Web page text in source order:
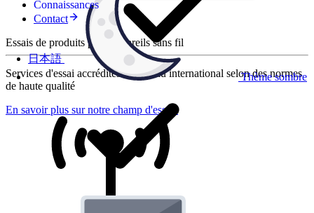
Thème sombre
日本語
Connaissances
Contact
Essais de produits pour appareils sans fil
Services d'essai accrédités au niveau international selon des normes
de haute qualité
En savoir plus sur notre champ d'essais